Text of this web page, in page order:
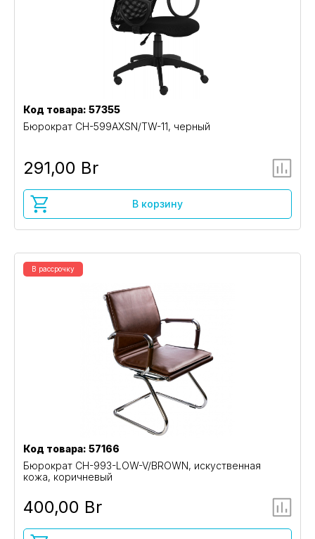
Код товара: 57355
Бюрократ CH-599AXSN/TW-11, черный
291,00 Br
В корзину
В рассрочку
Код товара: 57166
Бюрократ CH-993-LOW-V/BROWN, искуственная
кожа, коричневый
400,00 Br